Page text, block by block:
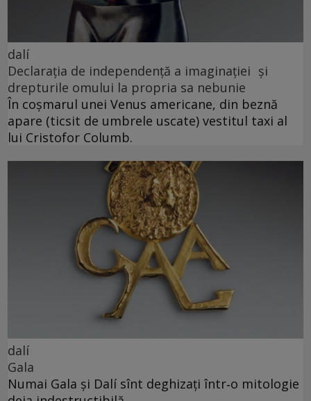
dalí
Declarația de independență a imaginației și
drepturile omului la propria sa nebunie
În coșmarul unei Venus americane, din beznă
apare (ticsit de umbrele uscate) vestitul taxi al
lui Cristofor Columb.
dalí
Gala
Numai Gala și Dalí sînt deghizați într‑o mitologie